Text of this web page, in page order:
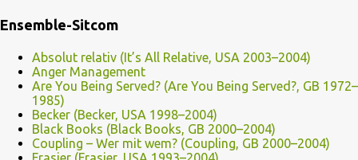
Ensemble-Sitcom
Absolut relativ (It’s All Relative, USA 2003–2004)
Anger Management
Are You Being Served? (Are You Being Served?, GB 1972–
1985)
Becker (Becker, USA 1998–2004)
Black Books (Black Books, GB 2000–2004)
Coupling – Wer mit wem? (Coupling, GB 2000–2004)